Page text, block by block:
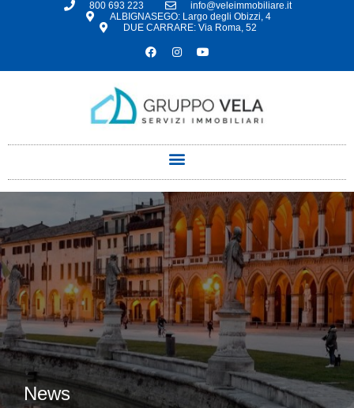
800 693 223
info@veleimmobiliare.it
ALBIGNASEGO: Largo degli Obizzi, 4
DUE CARRARE: Via Roma, 52
News